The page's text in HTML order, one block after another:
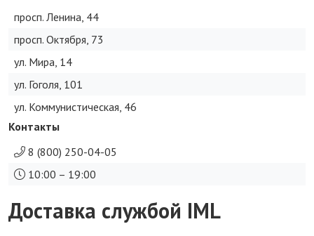
просп. Ленина, 44
просп. Октября, 73
ул. Мира, 14
ул. Гоголя, 101
ул. Коммунистическая, 46
Контакты
8 (800) 250-04-05
10:00 – 19:00
Доставка службой IML